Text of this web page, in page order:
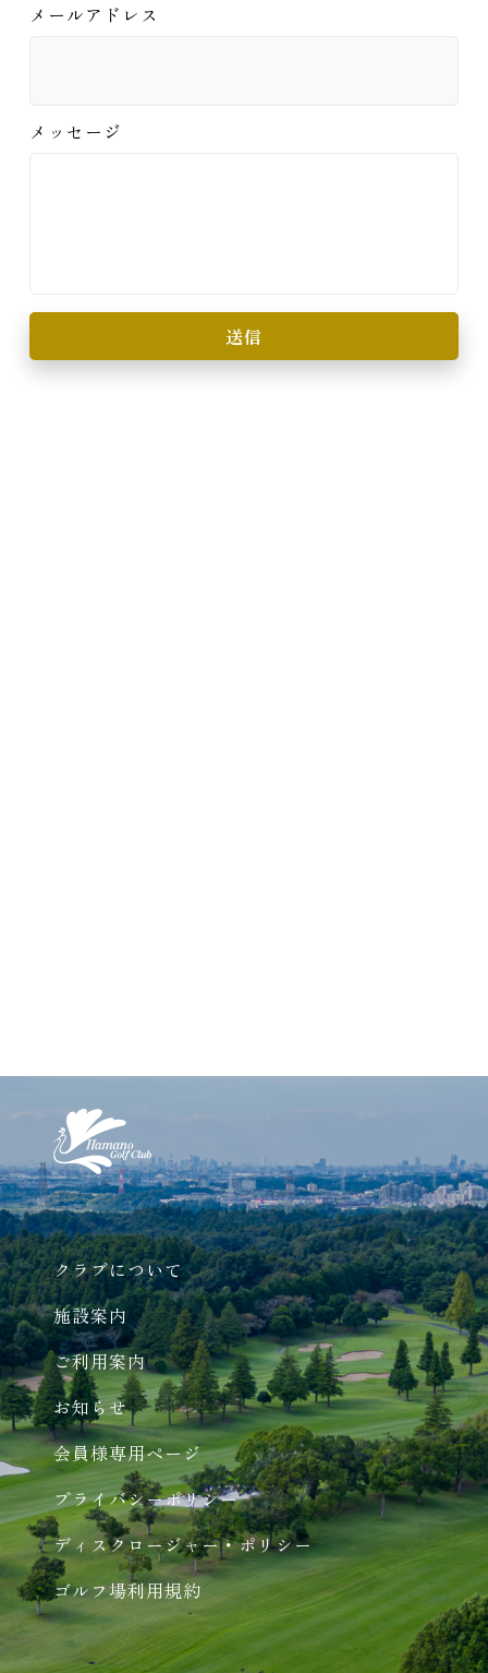
メールアドレス
メッセージ
クラブについて
施設案内
ご利用案内
お知らせ
会員様専用ページ
プライバシーポリシー
ディスクロージャー・ポリシー
ゴルフ場利用規約